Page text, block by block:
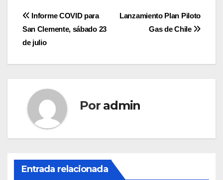
Navegación
de
entradas
Lanzamiento Plan Piloto
Gas de Chile
Informe COVID para
San Clemente, sábado 23
de julio
Por admin
Entrada relacionada